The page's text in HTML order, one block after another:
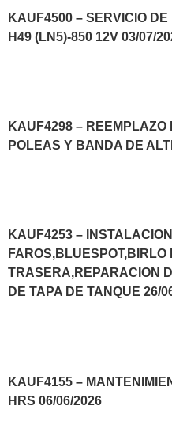
KAUF4500 – SERVICIO
H49 (LN5)-850 12V 03/07/
KAUF4298 –
POLEAS Y BANDA DE
KAUF4253 –
FAROS,BLUESPOT,BIRLO
TRASERA,REPARACION
DE TAPA DE TANQUE 26/
KAUF4155 –
HRS 06/06/2026